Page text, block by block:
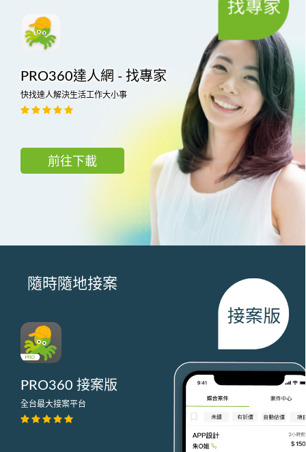
PRO360達人網 - 找專家
快找達人解決生活工作大小事
前往下載
隨時隨地接案
PRO360 接案版
全台最大接案平台